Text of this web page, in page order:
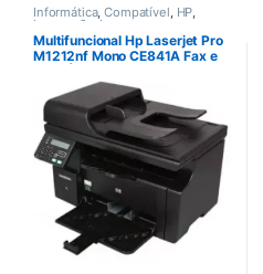
Informática,Compatível, HP,
Impressão Impressoras
Mutifucional,Toners
Multifuncional Hp Laserjet Pro
M1212nf Mono CE841A Fax e